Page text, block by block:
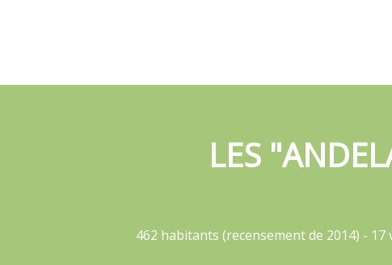
LES
462 habitants (recensement de 2014) -